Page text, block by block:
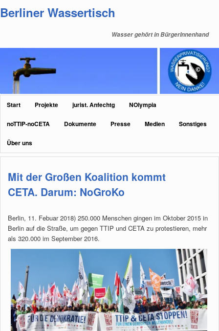
primären
sekundären
Berliner Wassertisch
Wasser gehört in BürgerInnenhand
Hauptmenü
Start Projekte jurist. Anfechtg NOlympia
noTTIP-noCETA Dokumente Presse Medien Sonstiges
Über uns
Mit der Großen Koalition kommt
CETA. Darum: NoGroKo
Berlin, 11. Febuar 2018) 250.000 Menschen gingen im Oktober 2015 in
Berlin auf die Straße, um gegen TTIP und CETA zu protestieren, mehr
als 320.000 im September 2016.